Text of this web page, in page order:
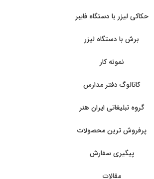
حکاکی لیزر با دستگاه فایبر
برش با دستگاه لیزر
نمونه کار
کاتالوگ دفتر مدارس
گروه تبلیغاتی ایران هنر
پرفروش ترین محصولات
پیگیری سفارش
مقالات